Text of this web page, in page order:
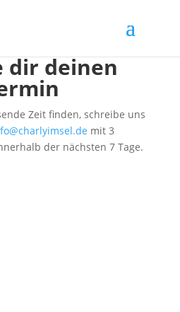
dir deinen
Zeit finden, schreibe uns
mit 3
der nächsten 7 Tage.